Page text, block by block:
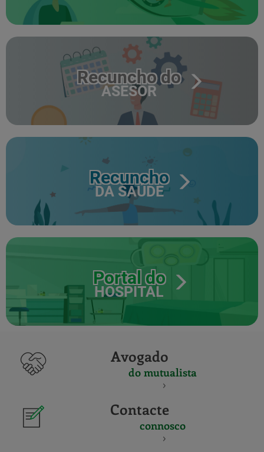
Recuncho do
ASESOR
Recuncho
DA SAÚDE
Portal do
HOSPITAL
Avogado
do mutualista
Contacte
connosco